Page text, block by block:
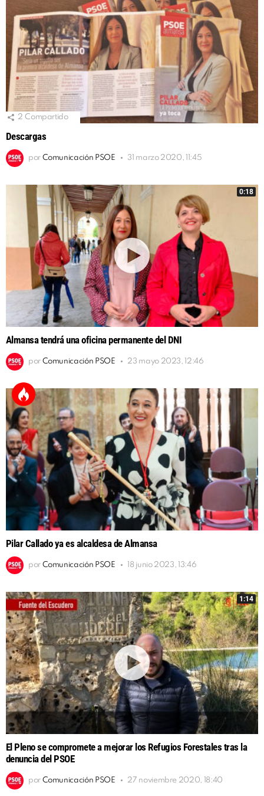
2 Compartido
Descargas
por Comunicación PSOE 31 marzo 2020, 11:45
0:18
Almansa tendrá una oficina permanente del DNI
por Comunicación PSOE 23 mayo 2023, 12:46
Pilar Callado ya es alcaldesa de Almansa
por Comunicación PSOE 18 junio 2023, 13:46
1:14
El Pleno se compromete a mejorar los Refugios Forestales tras la
denuncia del PSOE
por Comunicación PSOE 27 noviembre 2020, 18:40